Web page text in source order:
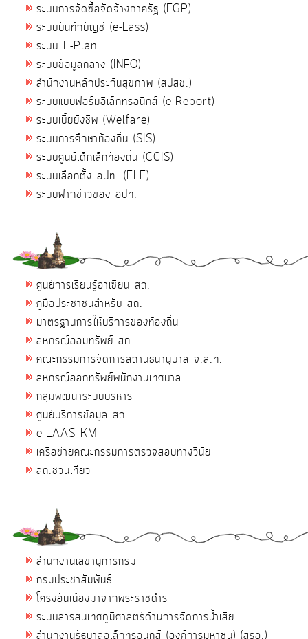
ระบบการจัดซื้อจัดจ้างภาครัฐ (EGP)
ระบบบันทึกบัญชี (e-Lass)
ระบบ E-Plan
ระบบข้อมูลกลาง (INFO)
สำนักงานหลักประกันสุขภาพ (สปสช.)
ระบบแบบฟอร์มอิเล็กทรอนิกส์ (e-Report)
ระบบเบี้ยยังชีพ (Welfare)
ระบบการศึกษาท้องถิ่น (SIS)
ระบบศูนย์เด็กเล็กท้องถิ่น (CCIS)
ระบบเลือกตั้ง อปท. (ELE)
ระบบฝากข่าวของ อปท.
ศูนย์การเรียนรู้อาเซียน สถ.
คู่มือประชาชนสำหรับ สถ.
มาตรฐานการให้บริการของท้องถิ่น
สหกรณ์ออมทรัพย์ สถ.
คณะกรรมการจัดการสถานธนานุบาล จ.ส.ท.
สหกรณ์ออกทรัพย์พนักงานเทศบาล
กลุ่มพัฒนาระบบบริหาร
ศูนย์บริการข้อมูล สถ.
e-LAAS KM
เครือข่ายคณะกรรมการตรวจสอบทางวินัย
สถ.ชวนเที่ยว
สำนักงานเลขานุการกรม
กรมประชาสัมพันธ์
โครงอันเนื่องมาจากพระราชดำริ
ระบบสารสนเทศภูมิศาสตร์ด้านการจัดการน้ำเสีย
สำนักงานรัฐบาลอิเล็กทรอนิกส์ (องค์การมหาชน) (สรอ.)